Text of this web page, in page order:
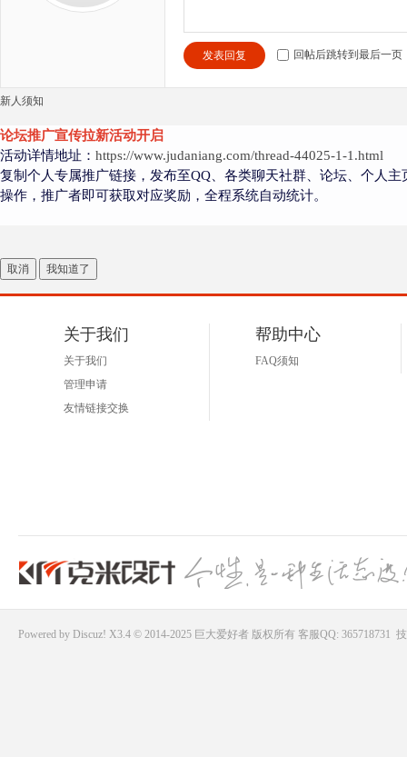
发表回复 回帖后跳转到最后一页
新人须知
论坛推广宣传拉新活动开启
活动详情地址： https://www.judaniang.com/thread-44025-1-1.html
复制个人专属推广链接，发布至QQ、各类聊天社群、论坛、个人
操作，推广者即可获取对应奖励，全程系统自动统计。
取消 我知道了
关于我们
关于我们
管理申请
友情链接交换
帮助中心
FAQ须知
Powered by Discuz! X3.4 © 2014-2025 巨大爱好者版权所有 客服QQ: 365718731